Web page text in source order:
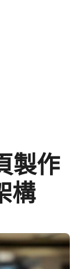
製作
構